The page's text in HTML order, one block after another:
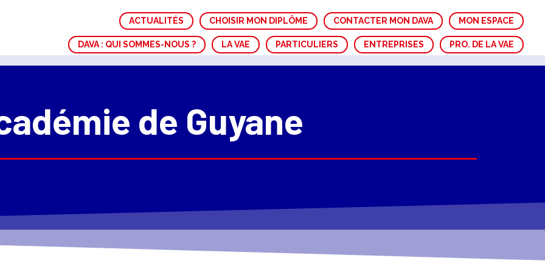
ACTUALITÉS CHOISIR MON DIPLÔME CONTACTER MON DAVA MON ESPACE
DAVA : QUI SOMMES-NOUS ? LA VAE PARTICULIERS ENTREPRISES PRO. DE LA VAE
de Guyane